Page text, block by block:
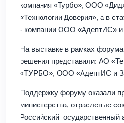
компания «Турбо», ООО
«Технологии Доверия», а в
- компании ООО «АдептИС» и
На выставке в рамках форума
решения представили: АО
«ТУРБО», ООО «АдептИС и
Поддержку форуму оказали
министерства, отраслевые
Российский государственный